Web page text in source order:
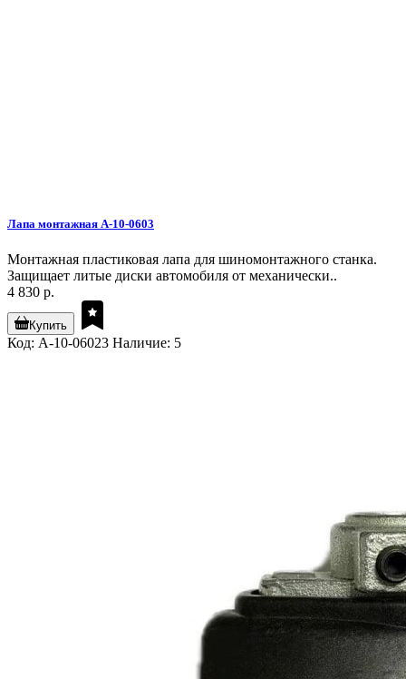
Лапа монтажная A-10-0603
Монтажная пластиковая лапа для шиномонтажного станка.
Защищает литые диски автомобиля от механически..
4 830 р.
Купить
Код: A-10-06023 Наличие: 5